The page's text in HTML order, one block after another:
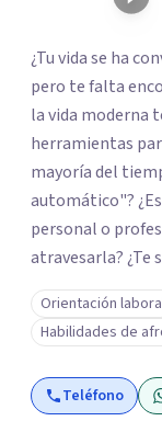
¿Tu vida se ha
pero te falta
la vida moderna
herramientas para
mayoría del
automático"? ¿Estás experimentando una transición
personal o
atravesarla? ¿Te sientes abrumado/a con el ritmo de tu
día a día y te
¿Aunque no
potenciar tu
Mariangela
vida es impactar
Orientación
Habilidades de
Teléfono